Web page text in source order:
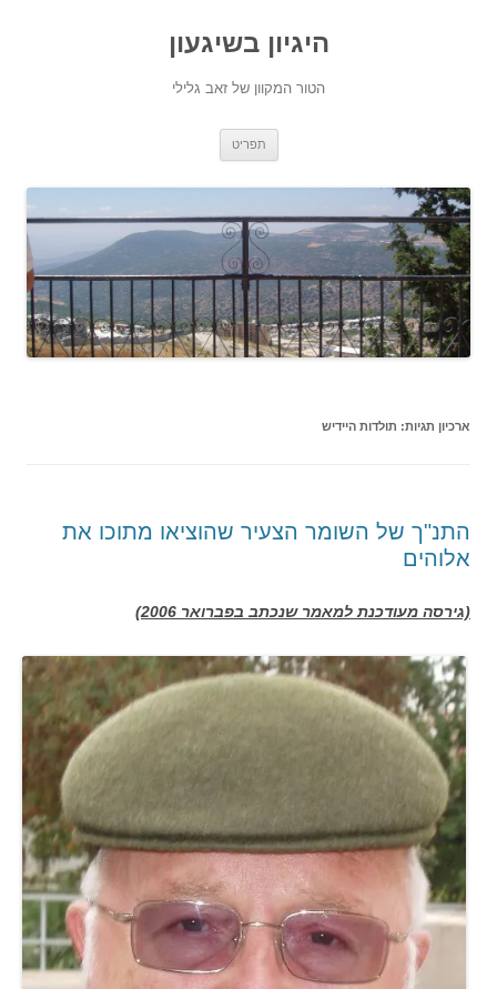
היגיון בשיגעון
הטור המקוון של זאב גלילי
תפריט
ארכיון תגיות: תולדות היידיש
התנ"ך של השומר הצעיר שהוציאו מתוכו את
אלוהים
(גירסה מעודכנת למאמר שנכתב בפברואר 2006)